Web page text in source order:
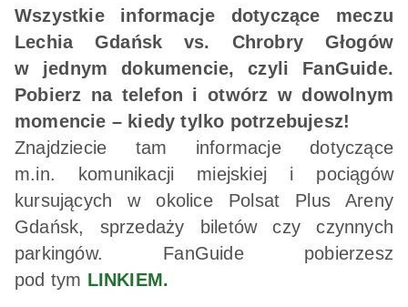
Wszystkie informacje dotyczące meczu
Lechia Gdańsk vs. Chrobry Głogów
w jednym dokumencie, czyli FanGuide.
Pobierz na telefon i otwórz w dowolnym
momencie – kiedy tylko potrzebujesz!
Znajdziecie tam informacje dotyczące
m.in. komunikacji miejskiej i pociągów
kursujących w okolice Polsat Plus Areny
Gdańsk, sprzedaży biletów czy czynnych
parkingów. FanGuide pobierzesz
pod tym LINKIEM.